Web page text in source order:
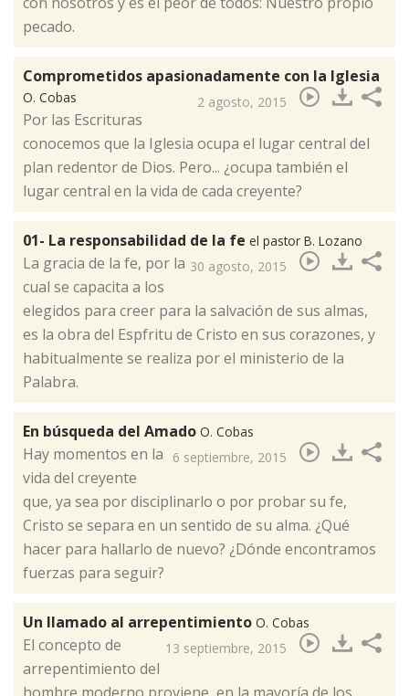
pecado.
Comprometidos apasionadamente con la Iglesia
O. Cobas 2 agosto, 2015
​Por las Escrituras
conocemos que la Iglesia ocupa el lugar central del
plan redentor de Dios. Pero... ¿ocupa también el
lugar central en la vida de cada creyente?
01- La responsabilidad de la fe el pastor B. Lozano
30 agosto, 2015
​La gracia de la fe, por la
cual se capacita a los
elegidos para creer para la salvación de sus almas,
es la obra del Espfritu de Cristo en sus corazones, y
habitualmente se realiza por el ministerio de la
Palabra.
En búsqueda del Amado O. Cobas
6 septiembre, 2015
Hay momentos en la
vida del creyente
que, ya sea por disciplinarlo o por probar su fe,
Cristo se separa en un sentido de su alma. ¿Qué
hacer para hallarlo de nuevo? ¿Dónde encontramos
fuerzas para seguir?
Un llamado al arrepentimiento O. Cobas
13 septiembre, 2015
​El concepto de
arrepentimiento del